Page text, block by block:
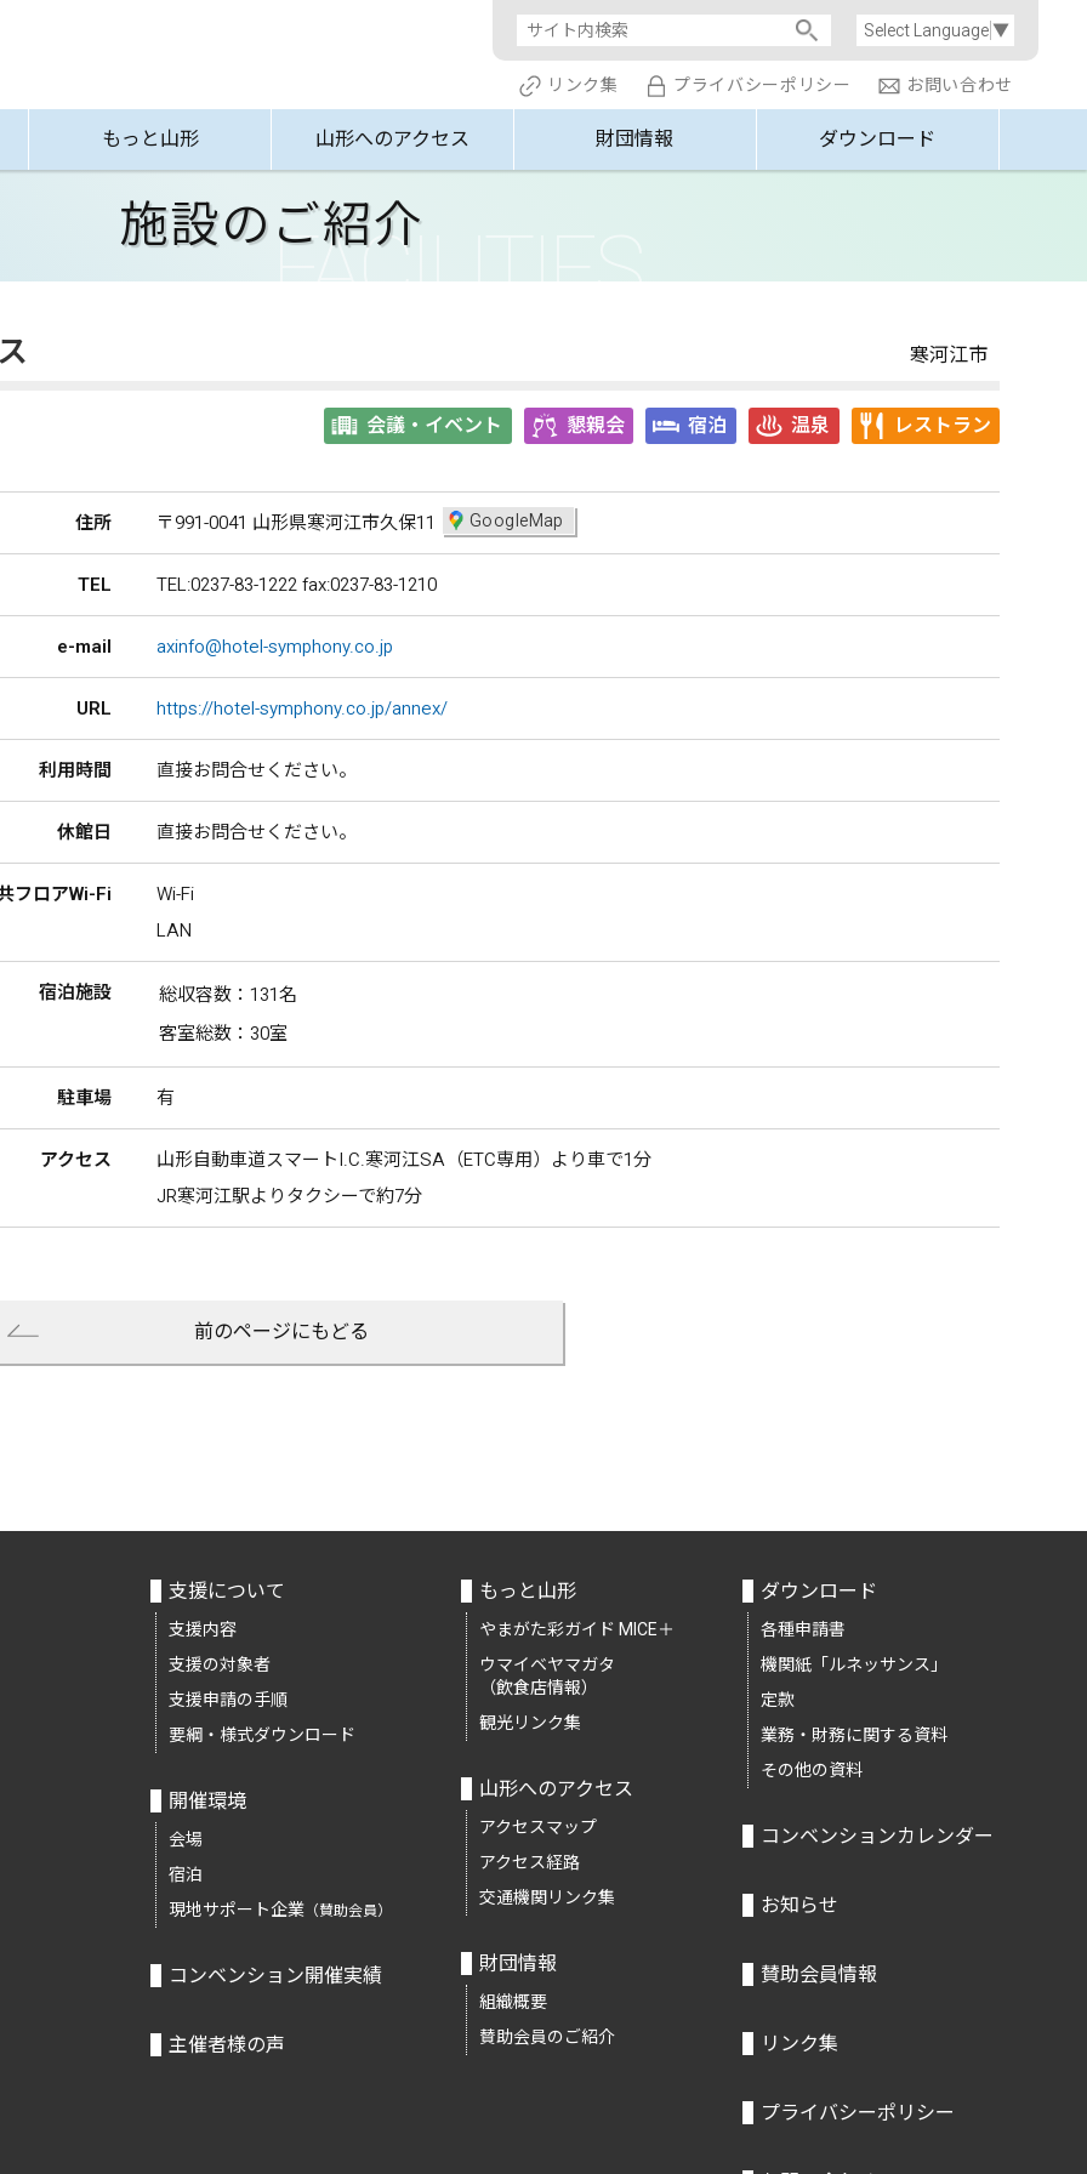
Select Language▼
もっと山形 山形へのアクセス 財団情報 ダウンロード
リンク集 プライバシーポリシー お問い合わせ
施設のご紹介
寒河江市
会議・イベント 懇親会 宿泊 温泉 レストラン
住所 〒991-0041 山形県寒河江市久保11 GoogleMap
TEL TEL:0237-83-1222 fax:0237-83-1210
e-mail axinfo@hotel-symphony.co.jp
URL https://hotel-symphony.co.jp/annex/
利用時間 直接お問合せください。
休館日 直接お問合せください。
フロアWi-Fi
Wi-Fi
LAN
宿泊施設
総収容数：131名
客室総数：30室
駐車場 有
アクセス
山形自動車道スマートI.C.寒河江SA（ETC専用）より車で1分
JR寒河江駅よりタクシーで約7分
前のページにもどる
支援について
支援内容
支援の対象者
支援申請の手順
要綱・様式ダウンロード
開催環境
会場
宿泊
現地サポート企業 （賛助会員）
コンベンション開催実績
主催者様の声
もっと山形
やまがた彩ガイド MICE＋
ウマイベヤマガタ
（飲食店情報）
観光リンク集
山形へのアクセス
アクセスマップ
アクセス経路
交通機関リンク集
財団情報
組織概要
賛助会員のご紹介
ダウンロード
各種申請書
機関紙「ルネッサンス」
定款
業務・財務に関する資料
その他の資料
コンベンションカレンダー
お知らせ
賛助会員情報
リンク集
プライバシーポリシー